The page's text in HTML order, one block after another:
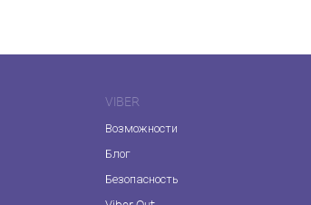
VIBER
Возможности
Блог
Безопасность